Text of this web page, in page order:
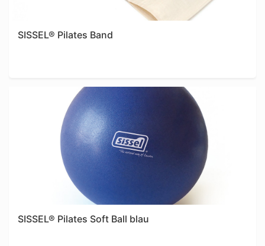
SISSEL® Pilates Band
SISSEL® Pilates Soft Ball blau